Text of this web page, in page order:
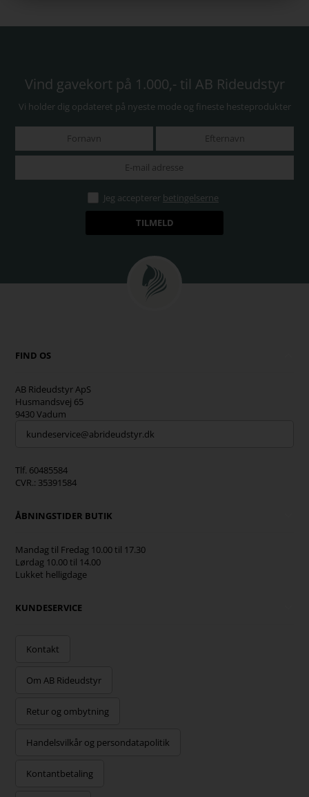
Vind gavekort på 1.000,- til AB Rideudstyr
Vi holder dig opdateret på nyeste mode og fineste hesteprodukter
Jeg accepterer betingelserne
FIND OS
AB Rideudstyr ApS
Husmandsvej 65
9430 Vadum
kundeservice@abrideudstyr.dk
Tlf. 60485584
CVR.: 35391584
ÅBNINGSTIDER BUTIK
Mandag til Fredag 10.00 til 17.30
Lørdag 10.00 til 14.00
Lukket helligdage
KUNDESERVICE
Kontakt
Om AB Rideudstyr
Retur og ombytning
Handelsvilkår og persondatapolitik
Kontantbetaling